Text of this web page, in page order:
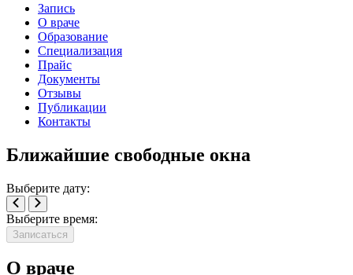
Запись
О враче
Образование
Специализация
Прайс
Документы
Отзывы
Публикации
Контакты
Ближайшие свободные окна
Выберите дату:
Выберите время:
Записаться
О враче